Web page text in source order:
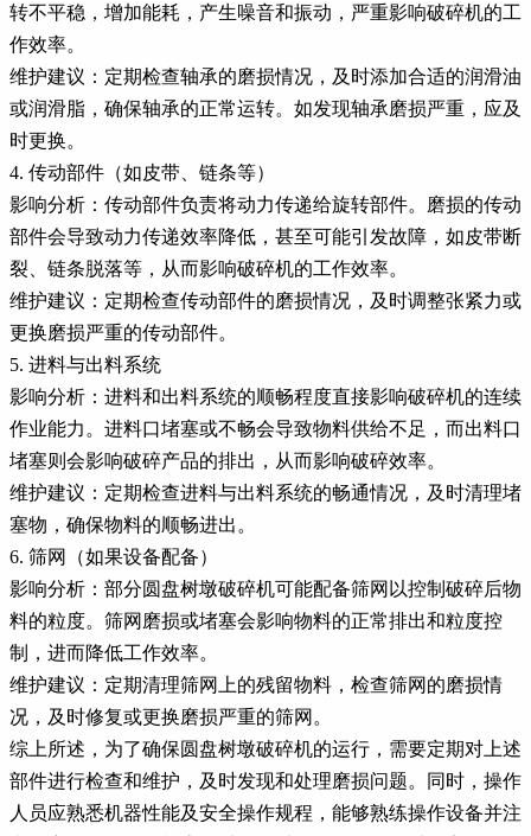
转不平稳，增加能耗，产生噪音和振动，严重影响破碎机的工
作效率。
维护建议：定期检查轴承的磨损情况，及时添加合适的润滑油
或润滑脂，确保轴承的正常运转。如发现轴承磨损严重，应及
时更换。
4. 传动部件（如皮带、链条等）
影响分析：传动部件负责将动力传递给旋转部件。磨损的传动
部件会导致动力传递效率降低，甚至可能引发故障，如皮带断
裂、链条脱落等，从而影响破碎机的工作效率。
维护建议：定期检查传动部件的磨损情况，及时调整张紧力或
更换磨损严重的传动部件。
5. 进料与出料系统
影响分析：进料和出料系统的顺畅程度直接影响破碎机的连续
作业能力。进料口堵塞或不畅会导致物料供给不足，而出料口
堵塞则会影响破碎产品的排出，从而影响破碎效率。
维护建议：定期检查进料与出料系统的畅通情况，及时清理堵
塞物，确保物料的顺畅进出。
6. 筛网（如果设备配备）
影响分析：部分圆盘树墩破碎机可能配备筛网以控制破碎后物
料的粒度。筛网磨损或堵塞会影响物料的正常排出和粒度控
制，进而降低工作效率。
维护建议：定期清理筛网上的残留物料，检查筛网的磨损情
况，及时修复或更换磨损严重的筛网。
综上所述，为了确保圆盘树墩破碎机的运行，需要定期对上述
部件进行检查和维护，及时发现和处理磨损问题。同时，操作
人员应熟悉机器性能及安全操作规程，能够熟练操作设备并注